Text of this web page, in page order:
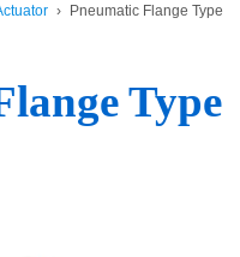
› Pneumatic Flange Type
Type